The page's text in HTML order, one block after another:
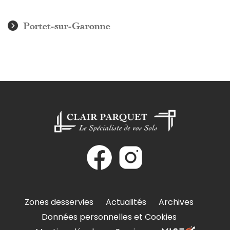
Portet-sur-Garonne
Zones desservies Actualités
Archives
Données personnelles et Cookies